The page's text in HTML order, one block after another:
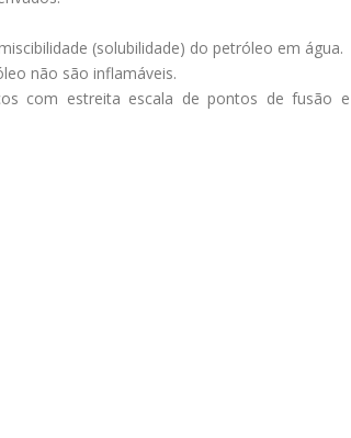
(solubilidade) do petróleo em água.
não são inflamáveis.
com estreita escala de pontos de fusão e